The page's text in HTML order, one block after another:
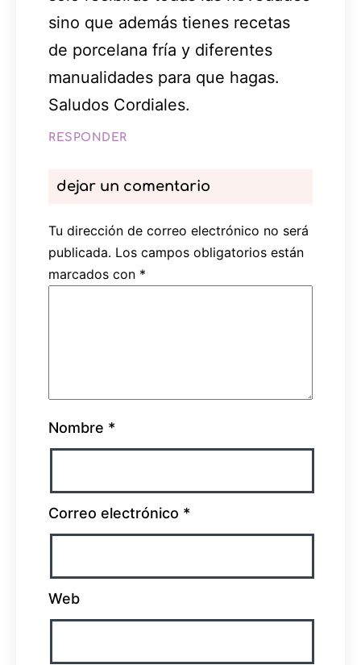
sino que además tienes recetas
de porcelana fría y diferentes
manualidades para que hagas.
Saludos Cordiales.
RESPONDER
dejar un comentario
Tu dirección de correo electrónico no será
publicada. Los campos obligatorios están
marcados con *
Nombre *
Correo electrónico *
Web